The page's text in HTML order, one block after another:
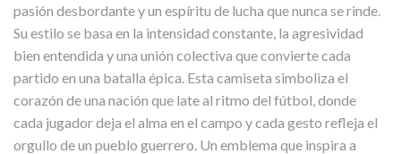
pasión desbordante y un espíritu de lucha que nunca se rinde.
Su estilo se basa en la intensidad constante, la agresividad
bien entendida y una unión colectiva que convierte cada
partido en una batalla épica. Esta camiseta simboliza el
corazón de una nación que late al ritmo del fútbol, donde
cada jugador deja el alma en el campo y cada gesto refleja el
orgullo de un pueblo guerrero. Un emblema que inspira a